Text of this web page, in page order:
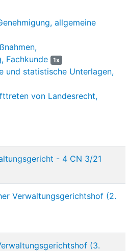
allgemeine
Fachkunde
1x
und statistische Unterlagen,
von Landesrecht,
- 4 CN 3/21
Verwaltungsgerichtshof (2.
(3.